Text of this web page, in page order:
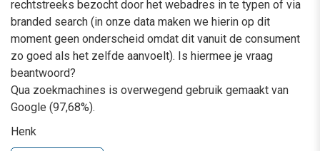
rechtstreeks bezocht door het webadres in te typen of via
branded search (in onze data maken we hierin op dit
moment geen onderscheid omdat dit vanuit de consument
zo goed als het zelfde aanvoelt). Is hiermee je vraag
beantwoord?
Qua zoekmachines is overwegend gebruik gemaakt van
Google (97,68%).
Henk